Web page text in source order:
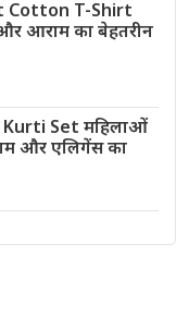
Cotton T-Shirt
आराम का बेहतरीन
Set महिलाओं
और एलिगेंस का